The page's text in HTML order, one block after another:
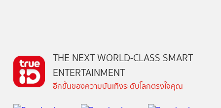
THE NEXT WORLD-CLASS SMART
ENTERTAINMENT
อีกขั้นของความบันเทิงระดับโลกตรงใจคุณ